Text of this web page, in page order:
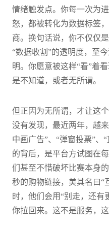
情绪触发点。你每一次为
怒，都被转化为数据标签
商。换句话说，你不仅仅
“数据收割”的透明度，至
明。你愿意被这样“看”着
是不知道，或者无所谓。
但正因为无所谓，才让这
没有发现，最近两年，越
中画广告”、“弹窗投票”、
的背后，是平台方试图在
们甚至不惜破坏比赛本身
秒的购物链接，美其名曰“
时，他们会用“别走，还有
你拉回来。这不是服务，这